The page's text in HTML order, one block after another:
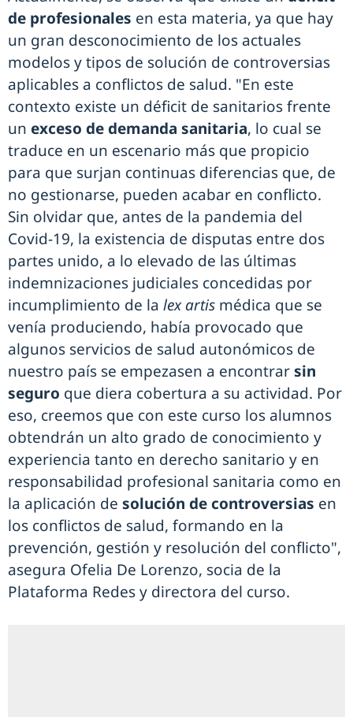
de profesionales en esta materia, ya que hay
un gran desconocimiento de los actuales
modelos y tipos de solución de controversias
aplicables a conflictos de salud. "En este
contexto existe un déficit de sanitarios frente
un exceso de demanda sanitaria, lo cual se
traduce en un escenario más que propicio
para que surjan continuas diferencias que, de
no gestionarse, pueden acabar en conflicto.
Sin olvidar que, antes de la pandemia del
Covid-19, la existencia de disputas entre dos
partes unido, a lo elevado de las últimas
indemnizaciones judiciales concedidas por
incumplimiento de la lex artis médica que se
venía produciendo, había provocado que
algunos servicios de salud autonómicos de
nuestro país se empezasen a encontrarsin
seguro que diera cobertura a su actividad. Por
eso, creemos que con este curso los alumnos
obtendrán un alto grado de conocimiento y
experiencia tanto en derecho sanitario y en
responsabilidad profesional sanitaria como en
la aplicación de solución de controversias en
los conflictos de salud, formando en la
prevención, gestión y resolución del conflicto",
asegura Ofelia De Lorenzo, socia de la
Plataforma Redes y directora del curso.